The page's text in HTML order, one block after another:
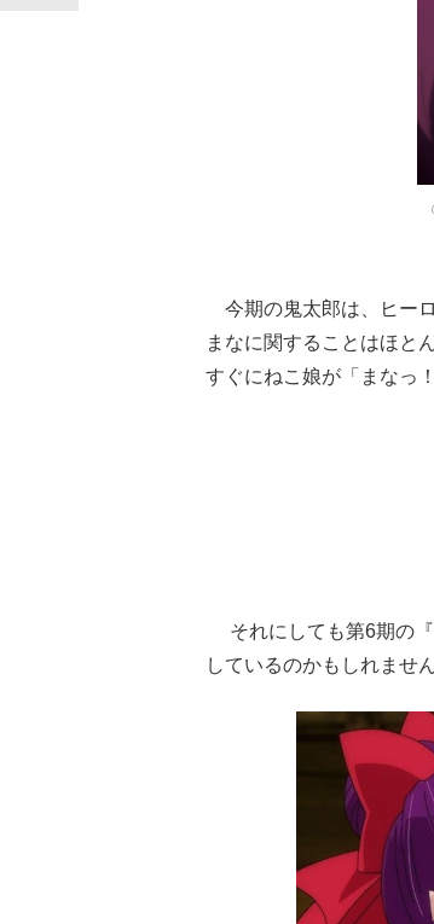
今期の鬼太郎は、ヒー
まなに関することはほと
すぐにねこ娘が「まなっ
それにしても第6期の『
しているのかもしれません